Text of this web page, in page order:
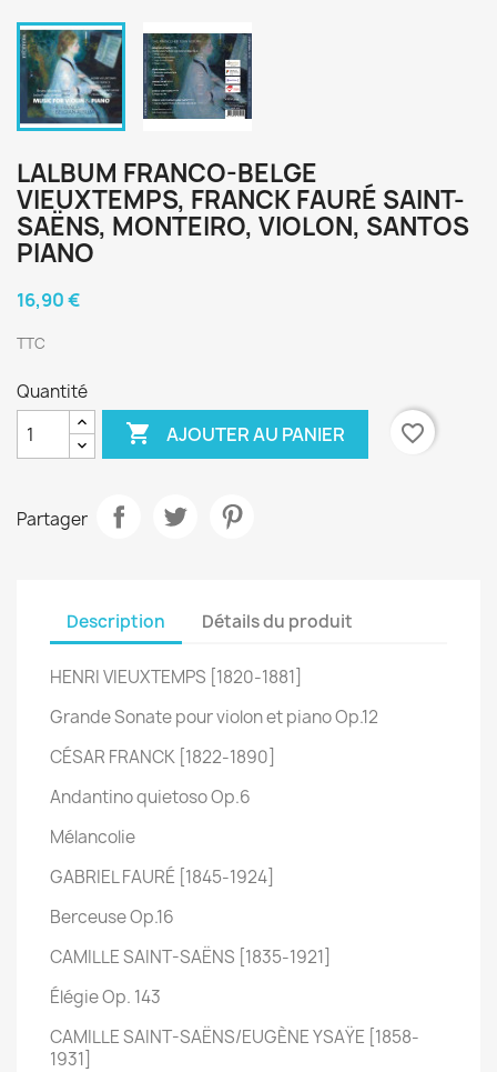
LALBUM FRANCO-BELGE
VIEUXTEMPS, FRANCK FAURÉ SAINT-
SAËNS, MONTEIRO, VIOLON, SANTOS
PIANO
16,90 €
TTC
Quantité
 AJOUTER AU PANIER favorite_border
Partager
Description Détails du produit
HENRI VIEUXTEMPS [1820-1881]
Grande Sonate pour violon et piano Op.12
CÉSAR FRANCK [1822-1890]
Andantino quietoso Op.6
Mélancolie
GABRIEL FAURÉ [1845-1924]
Berceuse Op.16
CAMILLE SAINT-SAËNS [1835-1921]
Élégie Op. 143
CAMILLE SAINT-SAËNS/EUGÈNE YSAŸE [1858-
1931]